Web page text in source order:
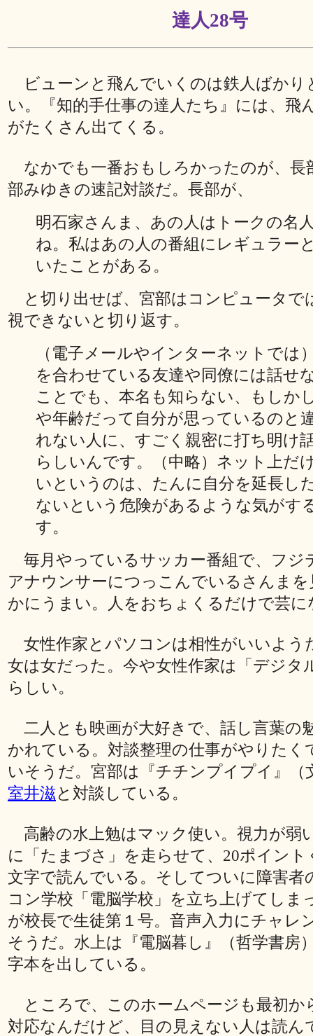
達人28号
ビューンと飛んでいくのは鉄人ばかり
い。『知的手仕事の達人たち』には、飛
がたくさん出てくる。
なかでも一番おもしろかったのが、長
部みゆきの速記対談だ。長部が、
明石家さんま、あの人はトークの名
ね。私はあの人の番組にレギュラー
いたことがある。
と切り出せば、宮部はコンピュータで
視できないと切り返す。
（電子メールやインターネットでは
を合わせている友達や同僚には話せ
ことでも、本名も知らない、もしか
や年齢だって自分が思っているのと
れない人に、すごく親密に打ち明け
らしいんです。（中略）ネット上だ
いというのは、たんに自分を延長し
ないという危険があるような気がす
す。
毎月やっているサッカー番組で、フジ
アナウンサーにつっこんでいるさんま
かにうまい。人をおちょくるだけで芸
女性作家とパソコンは相性がいいよう
女は女だった。今や女性作家は「デジタ
らしい。
二人とも映画が大好きで、話し言葉の
かれている。対談整理の仕事がやりたく
いそうだ。宮部は『チチンプイプイ』（
室井滋と対談している。
高齢の水上勉はマック使い。視力が弱
に「たまづさ」を走らせて、20ポイント
文字で読んでいる。そしてついに障害者
コン学校「電脳学校」を立ち上げてしま
が校長で生徒第１号。音声入力にチャレ
そうだ。水上は『電脳暮し』（哲学書房
字本を出している。
ところで、このホームページも最初か
対応なんだけど、目の見えない人は読ん